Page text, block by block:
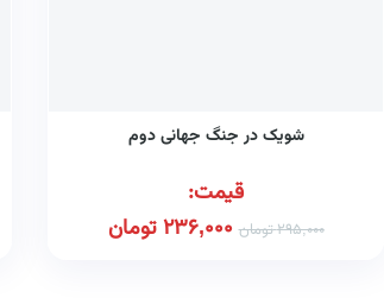
شویک در جنگ جهانی دوم
قیمت:
295,000تومان 236,000تومان